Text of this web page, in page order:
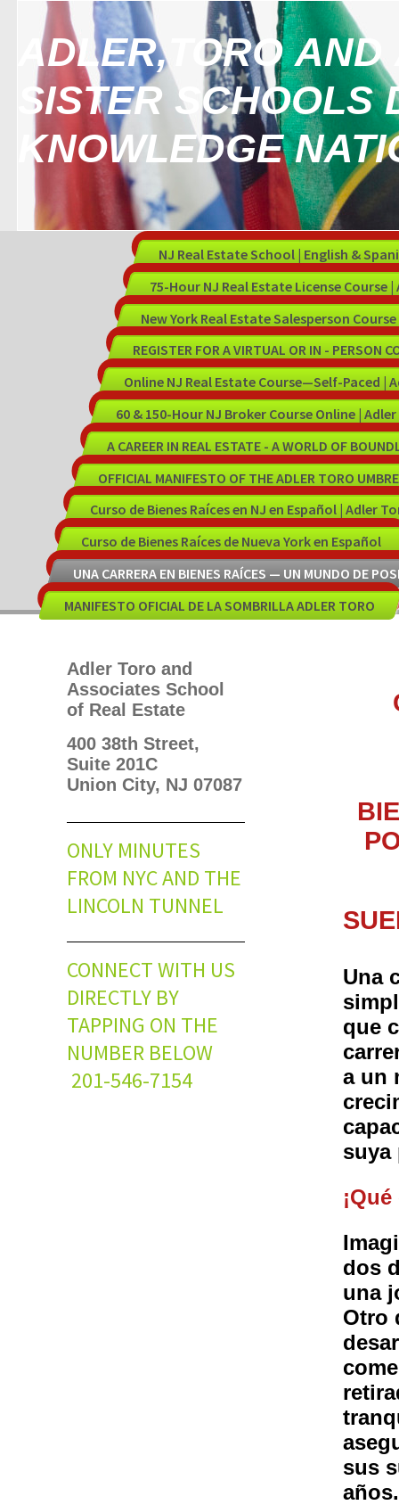
ADLER,TORO
SISTER
KNOWLEDGE
NJ Real Estate School | English &
75-Hour NJ Real Estate License Course
New York Real Estate Salesperson
REGISTER FOR A VIRTUAL OR IN - PERSON
Online NJ Real Estate Course—Self-Paced |
60 & 150-Hour NJ Broker Course Online |
A CAREER IN REAL ESTATE - A WORLD OF
OFFICIAL MANIFESTO OF THE ADLER TORO
Curso de Bienes Raíces en NJ en Español | Adler
Curso de Bienes Raíces de Nueva York en Español
UNA CARRERA EN BIENES RAÍCES — UN MUNDO DE
MANIFESTO OFICIAL DE LA SOMBRILLA ADLER TORO
Adler Toro and
Associates School
of Real Estate
400 38th Street,
Suite 201C
Union City, NJ 07087
ONLY MINUTES
FROM NYC AND THE
LINCOLN TUNNEL
CONNECT WITH US
DIRECTLY BY
TAPPING ON THE
NUMBER BELOW
201-546-7154
Una
que
a un
suya
dos
una
Otro
sus
años.